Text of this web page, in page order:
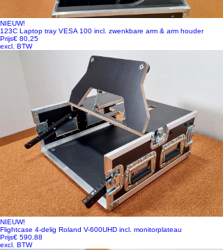
NIEUW!
123C Laptop tray VESA 100 incl. zwenkbare arm & arm houder
Prijs€ 80,25
excl. BTW
NIEUW!
Flightcase 4-delig Roland V-600UHD incl. monitorplateau
Prijs€ 590,88
excl. BTW